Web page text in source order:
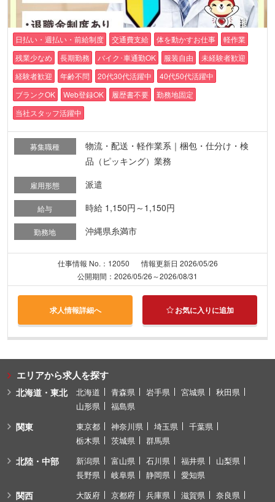
日払い・週払い・前給制度 交通費支給 体を動かすお仕事
軽作業
残業少なめ
長期勤務 バイク･車通勤OK 服装自由
未経験者歓迎
経験者歓迎
年齢不問 20代30代活躍中
40代50代活躍中
ブランクOK
Web登録OK 履歴書不要
勤務地固定
当社スタッフ活躍中
募集職種
物流・配送・軽作業系｜梱包・仕分け・検
品（ピッキング）業務
雇用形態 派遣
給与 時給 1,150円～1,150円
勤務地 沖縄県糸満市
仕事情報 No.：12050
情報更新日 2026/05/26
公開期間：2026/05/26～2026/08/31
求人情報詳細へ お気に入りに追加
エリアから求人を探す
北海道・東北 北海道 青森県 岩手県 宮城県
秋田県
山形県
福島県
関東 東京都 神奈川県 埼玉県
千葉県
栃木県
茨城県 群馬県
北陸・中部 新潟県 富山県 石川県 福井県
山梨県
長野県
岐阜県 静岡県 愛知県
関西 大阪府 京都府 兵庫県 滋賀県
奈良県